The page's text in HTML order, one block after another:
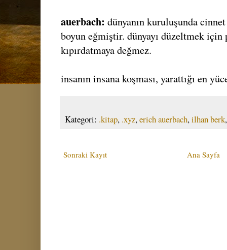
auerbach: dünyanın kuruluşunda
boyun eğmiştir. dünyayı düzeltmek için
kıpırdatmaya değmez.
insanın insana koşması, yarattığı en
Kategori: .kitap, .xyz,erich auerbach,ilhan berk
Sonraki Kayıt Ana Sayfa